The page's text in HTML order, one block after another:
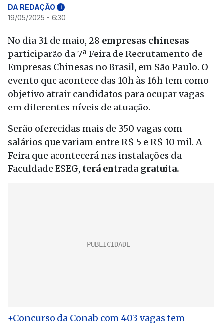
DA REDAÇÃO i
19/05/2025 - 6:30
No dia 31 de maio, 28 empresas chinesas
participarão da 7ª Feira de Recrutamento de
Empresas Chinesas no Brasil, em São Paulo. O
evento que acontece das 10h às 16h tem como
objetivo atrair candidatos para ocupar vagas
em diferentes níveis de atuação.
Serão oferecidas mais de 350 vagas com
salários que variam entre R$ 5 e R$ 10 mil. A
Feira que acontecerá nas instalações da
Faculdade ESEG, terá entrada gratuita.
+Concurso da Conab com 403 vagas tem